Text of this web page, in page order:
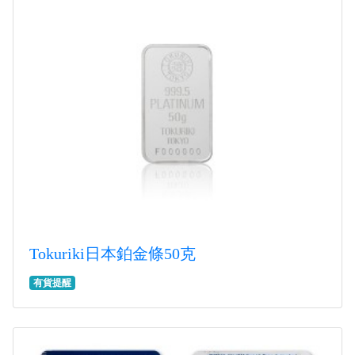
Tokuriki日本鉑金條50克
有貨提醒